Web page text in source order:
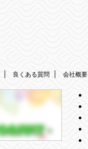
良くある質問 会社概要